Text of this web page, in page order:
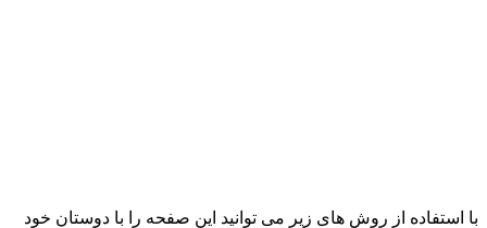
با استفاده از روش های زیر می توانید این صفحه را با دوستان خود